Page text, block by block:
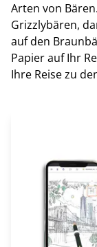
Arten von
Grizzlybären,
auf den
Papier auf Ihr
Ihre Reise zu